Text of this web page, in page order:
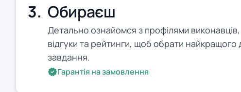
Обираєш
Детально ознайомся з профілями виконавців,
відгуки та рейтинги, щоб обрати найкращого
завдання.
Гарантія на замовлення